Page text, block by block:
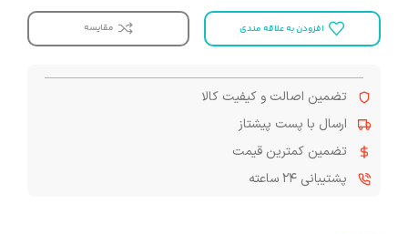
افزودن به علاقه مندی مقایسه
تضمین اصالت و کیفیت کالا
ارسال با پست پیشتاز
تضمین کمترین قیمت
پشتیبانی ۲۴ ساعته